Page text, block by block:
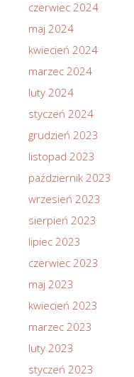
czerwiec 2024
maj 2024
kwiecień 2024
marzec 2024
luty 2024
styczeń 2024
grudzień 2023
listopad 2023
październik 2023
wrzesień 2023
sierpień 2023
lipiec 2023
czerwiec 2023
maj 2023
kwiecień 2023
marzec 2023
luty 2023
styczeń 2023